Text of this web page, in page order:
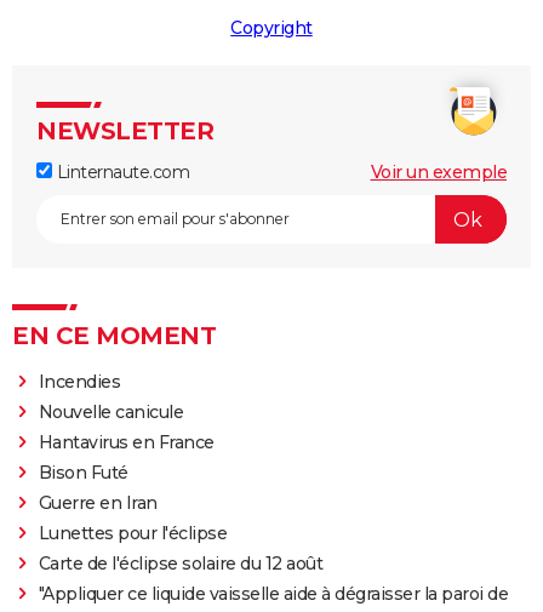
Copyright
NEWSLETTER
Linternaute.com Voir un exemple
EN CE MOMENT
Incendies
Nouvelle canicule
Hantavirus en France
Bison Futé
Guerre en Iran
Lunettes pour l'éclipse
Carte de l'éclipse solaire du 12 août
"Appliquer ce liquide vaisselle aide à dégraisser la paroi de